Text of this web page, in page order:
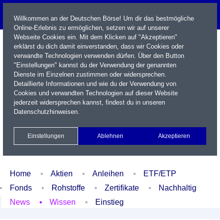
Name / WKN / ISIN / Kürzel
Xetra Realtime
Watchlist Portfolio Login
Home Aktien Anleihen
ETF/ETP
Fonds
Rohstoffe Zertifikate
Nachhaltig
News
Wissen Einstieg
Willkommen an der Deutschen Börse! Um dir das bestmögliche
Online-Erlebnis zu ermöglichen, setzen wir auf unserer
Webseite Cookies ein. Mit dem Klicken auf "Akzeptieren"
erklärst du dich damit einverstanden, dass wir Cookies oder
verwandte Technologien verwenden dürfen. Über den Button
"Einstellungen" kannst du der Verwendung der genannten
Dienste im Einzelnen zustimmen oder widersprechen.
Detaillierte Informationen und wie du der Verwendung von
Cookies und verwandten Technologien auf dieser Website
jederzeit widersprechen kannst, findest du in unseren
Datenschutzhinweisen.
Einstellungen Ablehnen Akzeptieren